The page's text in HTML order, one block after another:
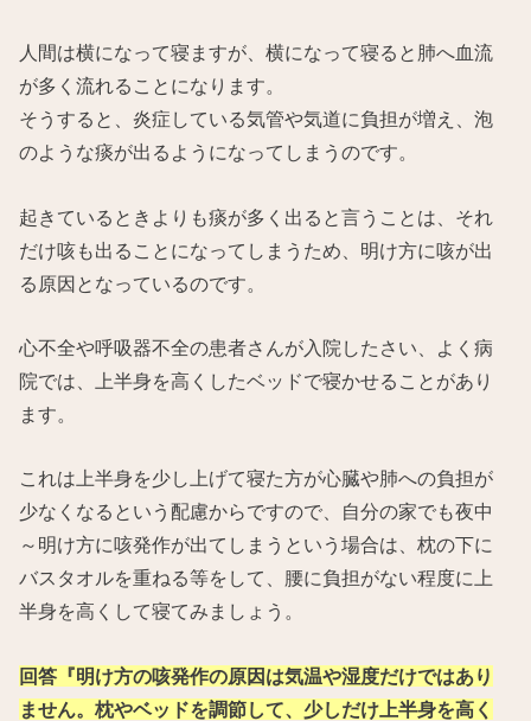
人間は横になって寝ますが、横になって寝ると肺へ血流
が多く流れることになります。
そうすると、炎症している気管や気道に負担が増え、泡
のような痰が出るようになってしまうのです。
起きているときよりも痰が多く出ると言うことは、それ
だけ咳も出ることになってしまうため、明け方に咳が出
る原因となっているのです。
心不全や呼吸器不全の患者さんが入院したさい、よく病
院では、上半身を高くしたベッドで寝かせることがあり
ます。
これは上半身を少し上げて寝た方が心臓や肺への負担が
少なくなるという配慮からですので、自分の家でも夜中
～明け方に咳発作が出てしまうという場合は、枕の下に
バスタオルを重ねる等をして、腰に負担がない程度に上
半身を高くして寝てみましょう。
回答『明け方の咳発作の原因は気温や湿度だけではあり
ません。枕やベッドを調節して、少しだけ上半身を高く